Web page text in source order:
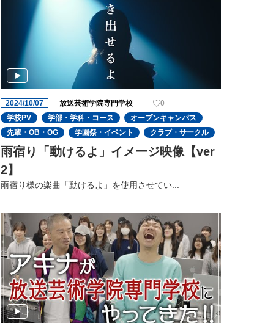
2024/10/07 放送芸術学院専門学校
0
学校PV
学部・学科・コース
オープンキャンパス
先輩・OB・OG
学園祭・イベント クラブ・サークル
雨宿り「動けるよ」イメージ映像【ver
2】
雨宿り様の楽曲「動けるよ」を使用させてい...